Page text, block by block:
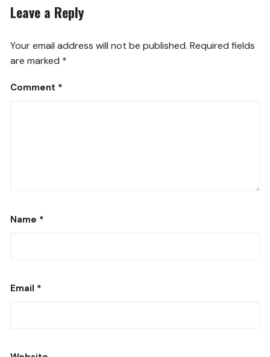
Leave a Reply
Your email address will not be published. Required fields
are marked *
Comment *
Name *
Email *